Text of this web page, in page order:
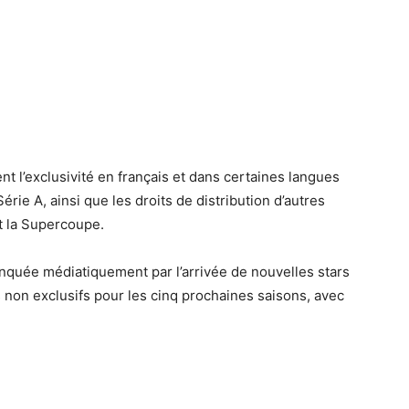
l’exclusivité en français et dans certaines langues
A, ainsi que les droits de distribution d’autres
la Supercoupe.
médiatiquement par l’arrivée de nouvelles stars
exclusifs pour les cinq prochaines saisons, avec